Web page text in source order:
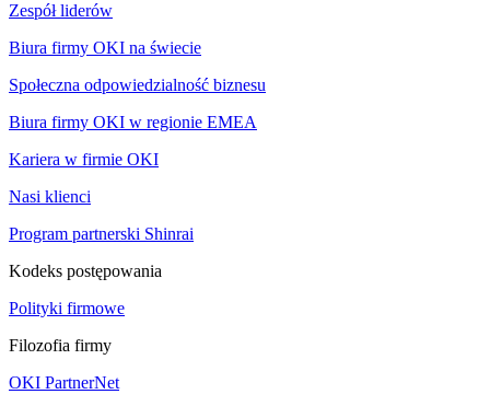
Zespół liderów
Biura firmy OKI na świecie
Społeczna odpowiedzialność biznesu
Biura firmy OKI w regionie EMEA
Kariera w firmie OKI
Nasi klienci
Program partnerski Shinrai
Kodeks postępowania
Polityki firmowe
Filozofia firmy
OKI PartnerNet